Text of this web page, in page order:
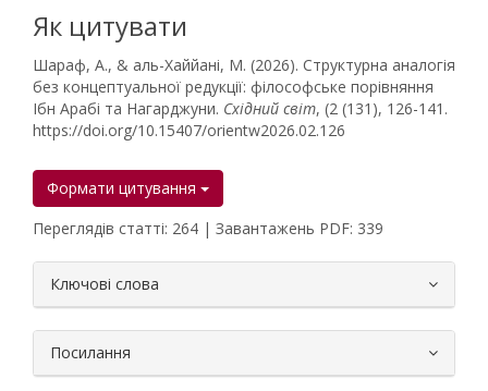
Як цитувати
Шараф, А., & аль-Хаййані, М. (2026). Структурна аналогія
без концептуальної редукції: філософське порівняння
Ібн Арабі та Нагарджуни. Східний світ, (2 (131), 126-141.
https://doi.org/10.15407/orientw2026.02.126
Формати цитування
Переглядів статті: 264 | Завантажень PDF: 339
Ключові слова
Посилання